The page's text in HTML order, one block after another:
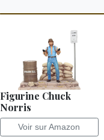
Figurine Chuck
Norris
Voir sur Amazon